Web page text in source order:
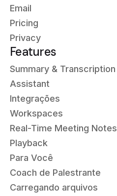
Email
Pricing
Privacy
Features
Summary & Transcription
Assistant
Integrações
Workspaces
Real-Time Meeting Notes
Playback
Para Você
Coach de Palestrante
Carregando arquivos